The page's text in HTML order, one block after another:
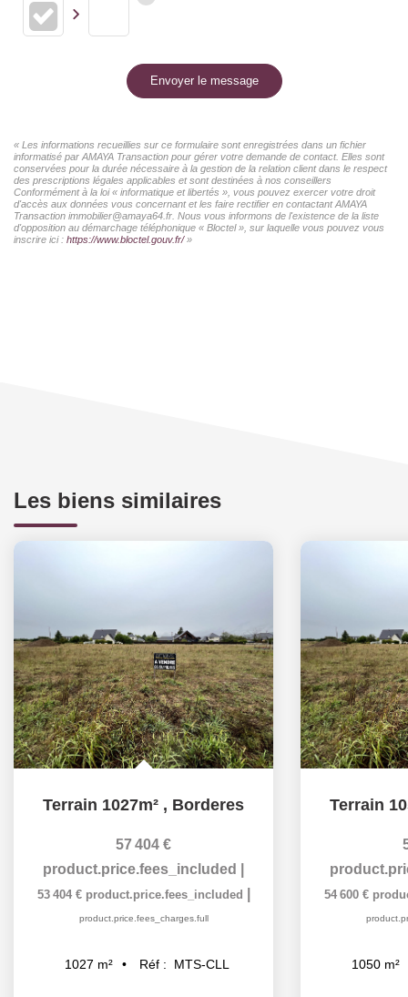
Envoyer le message
« Les informations recueillies sur ce formulaire sont enregistrées dans un fichier
informatisé par AMAYA Transaction pour gérer votre demande de contact. Elles sont
conservées pour la durée nécessaire à la gestion de la relation client dans le respect
des prescriptions légales applicables et sont destinées à nos conseillers
Conformément à la loi « informatique et libertés », vous pouvez exercer votre droit
d'accès aux données vous concernant et les faire rectifier en contactant AMAYA
Transaction immobilier@amaya64.fr. Nous vous informons de l'existence de la liste
d'opposition au démarchage téléphonique « Bloctel », sur laquelle vous pouvez vous
inscrire ici : https://www.bloctel.gouv.fr/»
Les biens similaires
Terrain 1027m² , Borderes
57 404 €
product.price.fees_included
53 404 € product.price.fees_included
product.price.fees_charges.full
1027 m² Réf : MTS-CLL
Terrain
54 600 €
1050 m²